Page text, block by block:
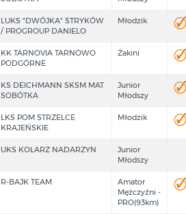
LUKS "DWÓJKA" STRYKÓW
/ PROGROUP DANIELO
Młodzik
KK TARNOVIA TARNOWO
PODGÓRNE
Żakini
KS DEICHMANN SKSM MAT
SOBÓTKA
Junior
Młodszy
LKS POM STRZELCE
KRAJEŃSKIE
Młodzik
UKS KOLARZ NADARZYN
Junior
Młodszy
R-BAJK TEAM
Amator
Mężczyźni -
PRO(93km)